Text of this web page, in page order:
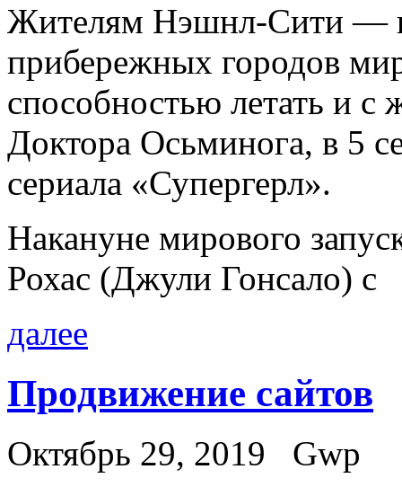
Жителям Нэшнл-Сити —
прибережных городов
способностью летать и
Доктора Осьминога, в 5
сериала «Супергерл».
Накануне мирового
Рохас (Джули Гонсало) с
далее
Продвижение сайтов
Октябрь 29, 2019
Gwp